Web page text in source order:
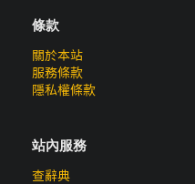
條款
關於本站
服務條款
隱私權條款
站內服務
查辭典